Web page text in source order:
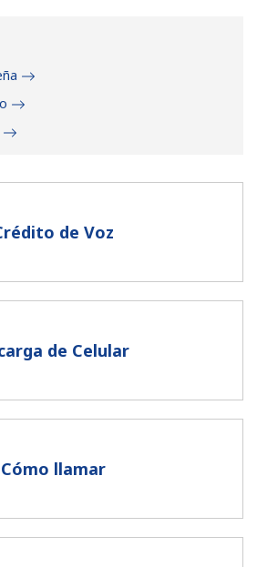
este sitio web, estoy de acuerdo con
de Voz
de Celular
Cómo llamar